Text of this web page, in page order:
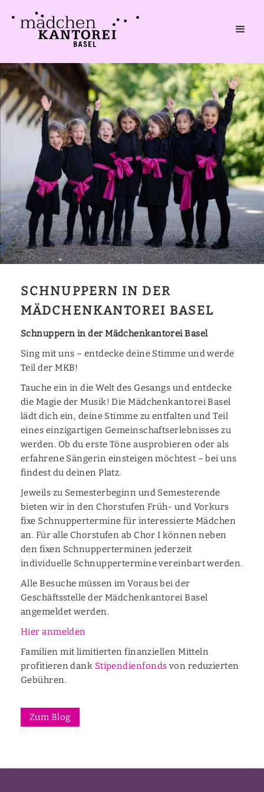
‍SCHNUPPERN IN DER
MÄDCHENKANTOREI BASEL
Schnuppern in der Mädchenkantorei Basel
Sing mit uns – entdecke deine Stimme und werde
Teil der MKB!
Tauche ein in die Welt des Gesangs und entdecke
die Magie der Musik! Die Mädchenkantorei Basel
lädt dich ein, deine Stimme zu entfalten und Teil
eines einzigartigen Gemeinschaftserlebnisses zu
werden. Ob du erste Töne ausprobieren oder als
erfahrene Sängerin einsteigen möchtest – bei uns
findest du deinen Platz.
Jeweils zu Semesterbeginn und Semesterende
bieten wir in den Chorstufen Früh- und Vorkurs
fixe Schnuppertermine für interessierte Mädchen
an. Für alle Chorstufen ab Chor I können neben
den fixen Schnupperterminen jederzeit
individuelle Schnuppertermine vereinbart werden.
Alle Besuche müssen im Voraus bei der
Geschäftsstelle der Mädchenkantorei Basel
angemeldet werden.
Hier anmelden
Familien mit limitierten finanziellen Mitteln
profitieren dank Stipendienfonds von reduzierten
Gebühren.
Zum Blog